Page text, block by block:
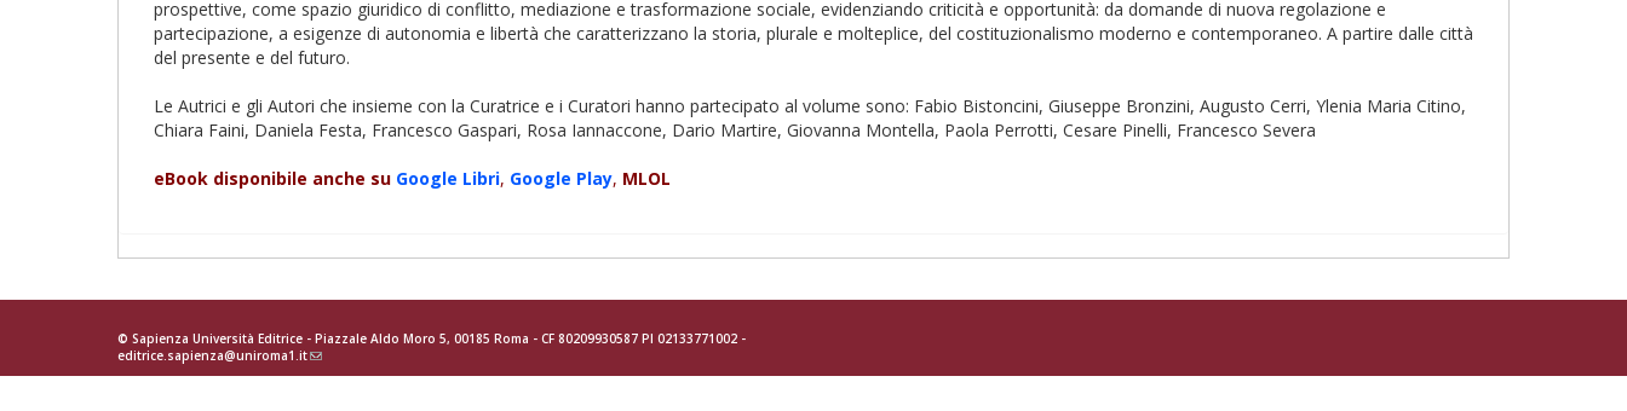
prospettive, come spazio giuridico di conflitto, mediazione e trasformazione sociale, evidenziando criticità e opportunità: da domande di nuova regolazione e
partecipazione, a esigenze di autonomia e libertà che caratterizzano la storia, plurale e molteplice, del costituzionalismo moderno e contemporaneo. A partire dalle città
del presente e del futuro.
Le Autrici e gli Autori che insieme con la Curatrice e i Curatori hanno partecipato al volume sono: Fabio Bistoncini, Giuseppe Bronzini, Augusto Cerri, Ylenia Maria Citino,
Chiara Faini, Daniela Festa, Francesco Gaspari, Rosa Iannaccone, Dario Martire, Giovanna Montella, Paola Perrotti, Cesare Pinelli, Francesco Severa
eBook disponibile anche su Google Libri, Google Play, MLOL
© Sapienza Università Editrice - Piazzale Aldo Moro 5, 00185 Roma - CF 80209930587 PI 02133771002 -
editrice.sapienza@uniroma1.it(link
sends